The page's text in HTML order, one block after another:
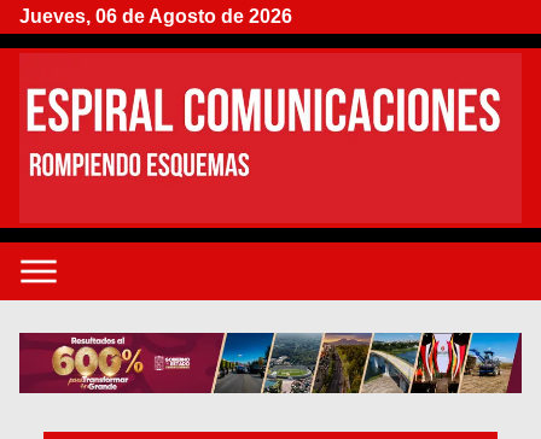
Jueves, 06 de Agosto de 2026